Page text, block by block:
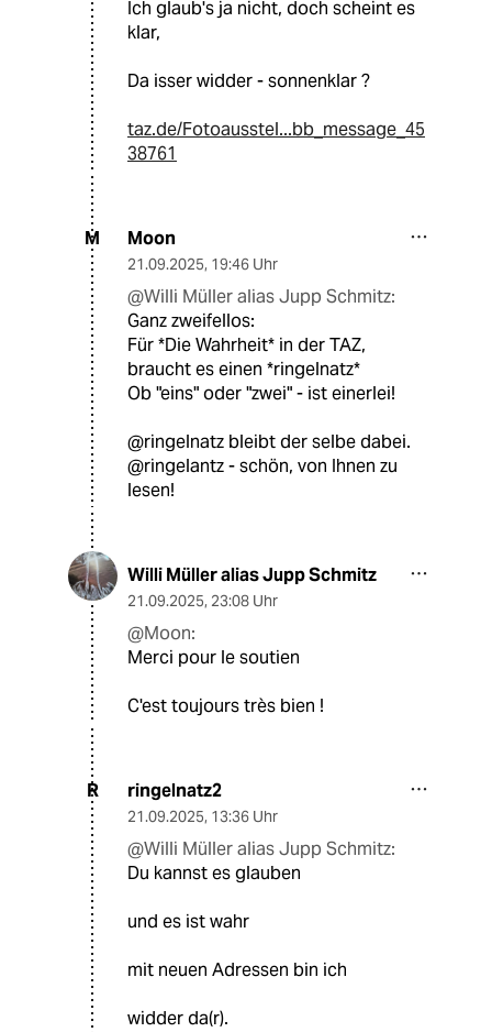
Ich glaub's ja nicht, doch scheint es
klar,
Da isser widder - sonnenklar ?
taz.de/Fotoausstel...bb_message_45
38761
M Moon
21.09.2025, 19:46 Uhr
@Willi Müller alias Jupp Schmitz:
Ganz zweifellos:
Für *Die Wahrheit* in der TAZ,
braucht es einen *ringelnatz*
Ob "eins" oder "zwei" - ist einerlei!
@ringelnatz bleibt der selbe dabei.
@ringelantz - schön, von Ihnen zu
lesen!
Willi Müller alias Jupp Schmitz
21.09.2025, 23:08 Uhr
@Moon:
Merci pour le soutien
C'est toujours très bien !
R ringelnatz2
21.09.2025, 13:36 Uhr
@Willi Müller alias Jupp Schmitz:
Du kannst es glauben
und es ist wahr
mit neuen Adressen bin ich
widder da(r).